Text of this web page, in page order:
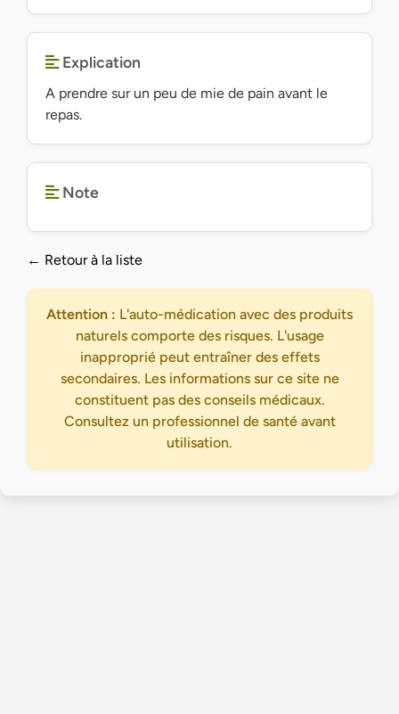
Explication
A prendre sur un peu de mie de pain avant le
repas.
Note
← Retour à la liste
Attention : L'auto-médication avec des produits
naturels comporte des risques. L'usage
inapproprié peut entraîner des effets
secondaires. Les informations sur ce site ne
constituent pas des conseils médicaux.
Consultez un professionnel de santé avant
utilisation.